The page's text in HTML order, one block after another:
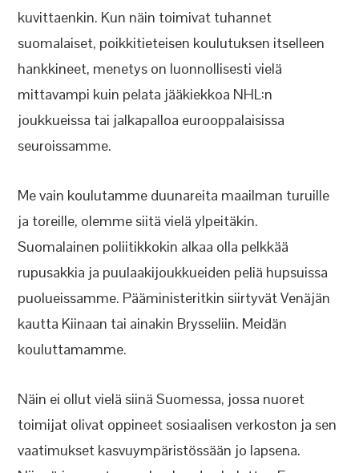
kuvittaenkin. Kun näin toimivat tuhannet
suomalaiset, poikkitieteisen koulutuksen itselleen
hankkineet, menetys on luonnollisesti vielä
mittavampi kuin pelata jääkiekkoa NHL:n
joukkueissa tai jalkapalloa eurooppalaisissa
seuroissamme.
Me vain koulutamme duunareita maailman turuille
ja toreille, olemme siitä vielä ylpeitäkin.
Suomalainen poliitikkokin alkaa olla pelkkää
rupusakkia ja puulaakijoukkueiden peliä hupsuissa
puolueissamme. Pääministeritkin siirtyvät Venäjän
kautta Kiinaan tai ainakin Brysseliin. Meidän
kouluttamamme.
Näin ei ollut vielä siinä Suomessa, jossa nuoret
toimijat olivat oppineet sosiaalisen verkoston ja sen
vaatimukset kasvuympäristössään jo lapsena.